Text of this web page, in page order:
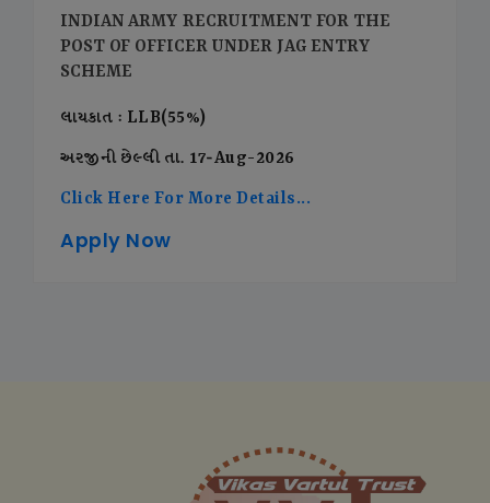
INDIAN ARMY RECRUITMENT FOR THE
POST OF OFFICER UNDER JAG ENTRY
SCHEME
લાયકાત : LLB(55%)
અરજીની છેલ્લી તા. 17-Aug-2026
Click Here For More Details...
Apply Now